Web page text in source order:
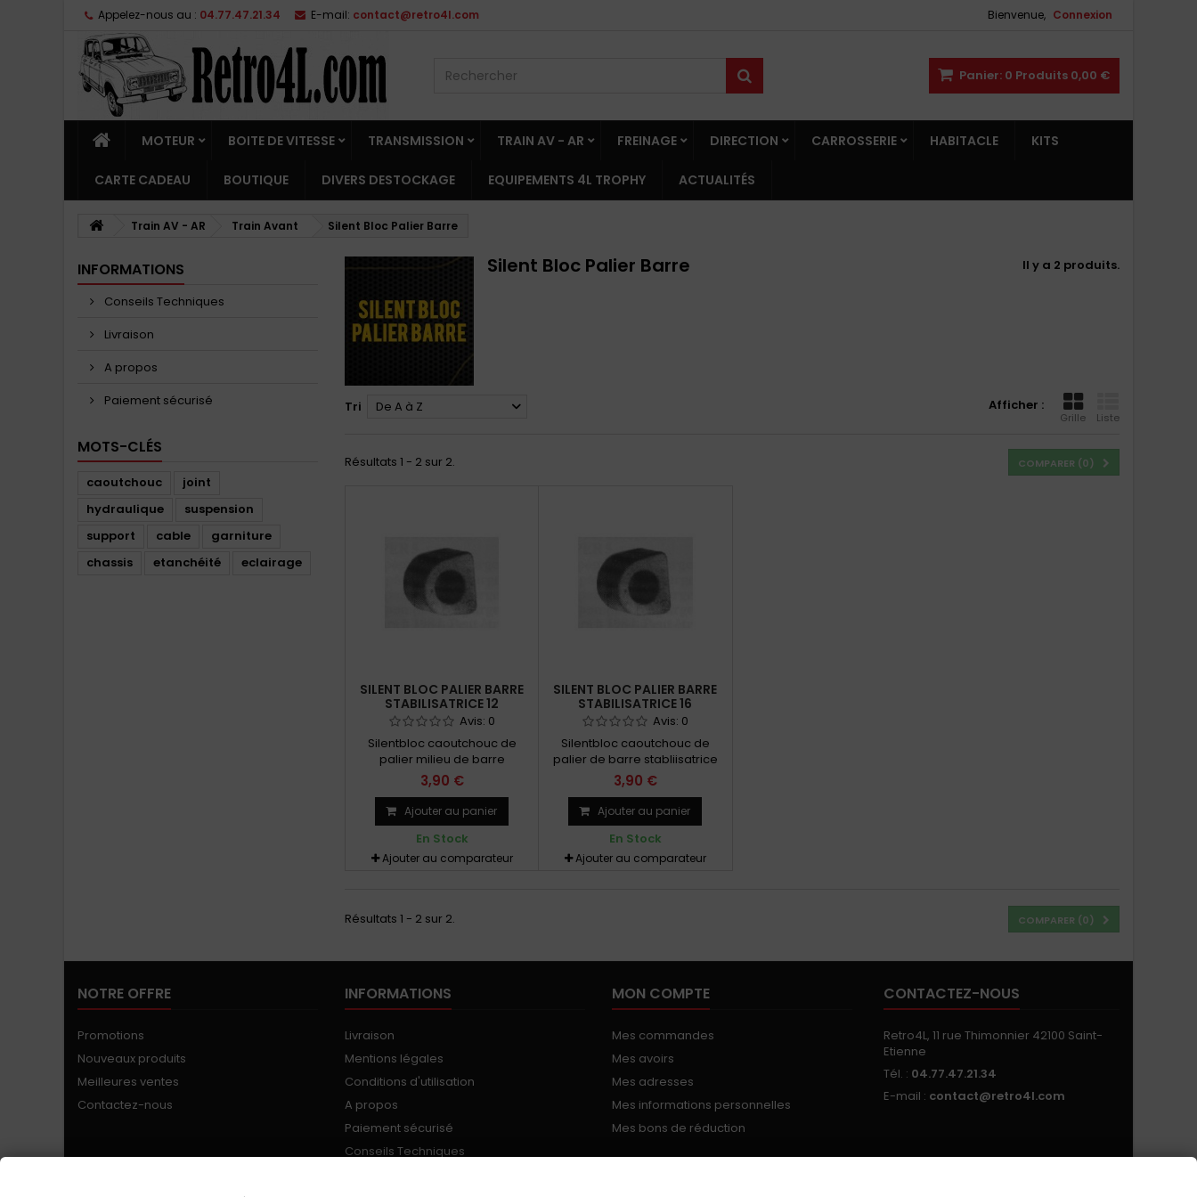
Bienvenue, Connexion
Appelez-nous au : 04.77.47.21.34 E-mail: contact@retro4l.com
Panier: 0 Produits 0,00 €
MOTEUR BOITE DE VITESSE TRANSMISSION TRAIN AV - AR FREINAGE DIRECTION CARROSSERIE HABITACLE KITS
CARTE CADEAU BOUTIQUE DIVERS DESTOCKAGE EQUIPEMENTS 4L TROPHY ACTUALITÉS
Train AV - AR Train Avant Silent Bloc Palier Barre
INFORMATIONS
Conseils Techniques
Livraison
A propos
Paiement sécurisé
MOTS-CLÉS
caoutchouc
joint
hydraulique
suspension
support
cable
garniture
chassis
etanchéité eclairage
Silent Bloc Palier Barre Il y a 2 produits.
Afficher :
Grille Liste
Tri De A à Z
COMPARER (0)
Résultats 1 - 2 sur 2.
SILENT BLOC PALIER BARRE
STABILISATRICE 12
Avis: 0
Silentbloc caoutchouc de
palier milieu de barre
stabilisatrice
3,90 €
Ajouter au panier
En Stock
Ajouter au comparateur
SILENT BLOC PALIER BARRE
STABILISATRICE 16
Avis: 0
Silentbloc caoutchouc de
palier de barre stabliisatrice
3,90 €
Ajouter au panier
En Stock
Ajouter au comparateur
COMPARER (0)
Résultats 1 - 2 sur 2.
NOTRE OFFRE
Promotions
Nouveaux produits
Meilleures ventes
Contactez-nous
INFORMATIONS
Livraison
Mentions légales
Conditions d'utilisation
A propos
Paiement sécurisé
Conseils Techniques
MON COMPTE
Mes commandes
Mes avoirs
Mes adresses
Mes informations personnelles
Mes bons de réduction
CONTACTEZ-NOUS
Retro4L, 11 rue Thimonnier 42100 Saint-
Etienne
Tél. : 04.77.47.21.34
E-mail : contact@retro4l.com